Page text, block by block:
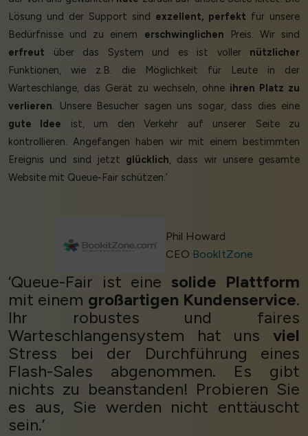
Lösung und der Support sind exzellent, perfekt für unsere
Bedürfnisse und zu einem erschwinglichen Preis. Wir sind
erfreut über das System und es ist voller nützlicher
Funktionen, wie z.B. die Möglichkeit für Leute in der
Warteschlange, das Gerät zu wechseln, ohne ihren Platz zu
verlieren. Unsere Besucher sagen uns sogar, dass dies eine
gute Idee ist, um den Verkehr auf unserer Seite zu
kontrollieren. Angefangen haben wir mit einem bestimmten
Ereignis und sind jetzt glücklich, dass wir unsere gesamte
Website mit Queue-Fair schützen.’
Phil Howard
CEO BookItZone
‘Queue-Fair ist eine solide Plattform
mit einem großartigen Kundenservice.
Ihr robustes und faires
Warteschlangensystem hat uns viel
Stress bei der Durchführung eines
Flash-Sales abgenommen. Es gibt
nichts zu beanstanden! Probieren Sie
es aus, Sie werden nicht enttäuscht
sein.’